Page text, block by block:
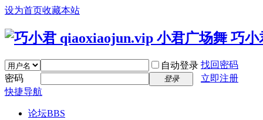
设为首页收藏本站
自动登录 找回密码
密码
登录
立即注册
快捷导航
论坛BBS